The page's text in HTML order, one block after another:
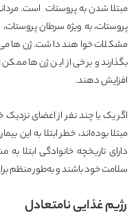
مبتلا شدن به پروستات است.
پروستات، به ویژه سرطان
مشکلات خواهند داشت. ژن‌ها
بگذارند و برخی از این ژن‌ها
افزایش دهند.
اگر یک یا چند نفر از اعضای نزدیک
مبتلا بوده‌اند، خطر ابتلا به این
دارای تاریخچه خانوادگی ابتلا
سلامت خود باشند و به‌طور منظم
رژیم غذایی نامتعادل